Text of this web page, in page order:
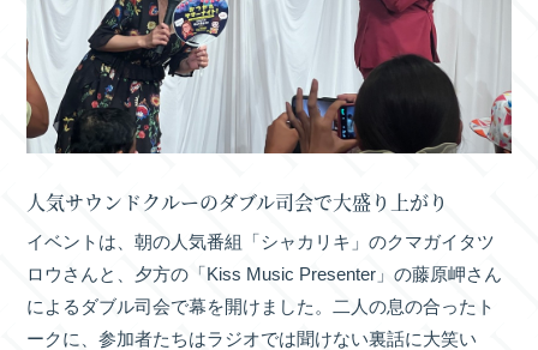
人気サウンドクルーのダブル司会で大盛り上がり
イベントは、朝の人気番組「シャカリキ」のクマガイタツ
ロウさんと、夕方の「Kiss Music Presenter」の藤原岬さん
によるダブル司会で幕を開けました。二人の息の合ったト
ークに、参加者たちはラジオでは聞けない裏話に大笑い